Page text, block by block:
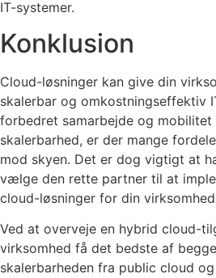
IT-systemer.
Konklusion
Cloud-løsninger kan give din
skalerbar og omkostningseffektiv
forbedret samarbejde og
skalerbarhed, er der mange
mod skyen. Det er dog vigtigt at
vælge den rette partner til at
cloud-løsninger for din
Ved at overveje en hybrid cloud-
virksomhed få det bedste af
skalerbarheden fra public cloud